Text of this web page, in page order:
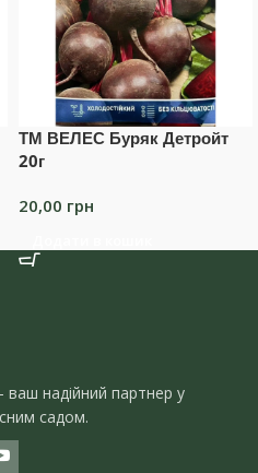
ТМ ВЕЛЕС Буряк Детройт
20г
20,00 грн
надійний партнер у
садом.